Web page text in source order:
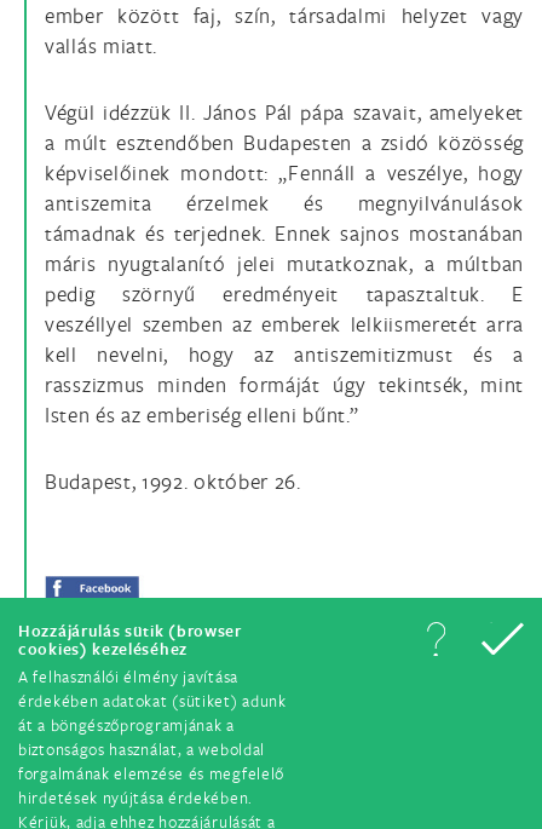
Hozzájárulás sütik (browser
cookies) kezeléséhez
A felhasználói élmény javítása
érdekében adatokat (sütiket) adunk
át a böngészőprogramjának a
biztonságos használat, a weboldal
forgalmának elemzése és megfelelő
hirdetések nyújtása érdekében.
Kérjük, adja ehhez hozzájárulását a
ember között faj, szín, társadalmi helyzet vagy
vallás miatt.
Végül idézzük II. János Pál pápa szavait, amelyeket
a múlt esztendőben Budapesten a zsidó közösség
képviselőinek mondott: „Fennáll a veszélye, hogy
antiszemita érzelmek és megnyilvánulások
támadnak és terjednek. Ennek sajnos mostanában
máris nyugtalanító jelei mutatkoznak, a múltban
pedig szörnyű eredményeit tapasztaltuk. E
veszéllyel szemben az emberek lelkiismeretét arra
kell nevelni, hogy az antiszemitizmust és a
rasszizmus minden formáját úgy tekintsék, mint
Isten és az emberiség elleni bűnt.”
Budapest, 1992. október 26.
© Minden jog fenntartva. 2018.